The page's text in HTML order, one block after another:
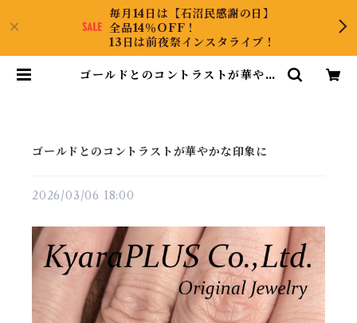
毎月14日は【石沼民感謝の日】
全品14％OFF！
13日は前夜祭インスタライブ！
ゴールドとのコントラストが華やか
ゴールドとのコントラストが華やかな印象に
2026/03/06 18:00